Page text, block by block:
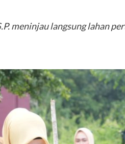
meninjau langsung lahan